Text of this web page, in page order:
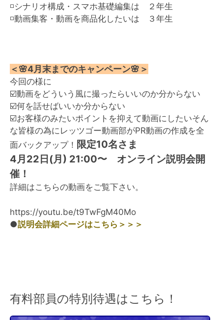
◽️シナリオ構成・スマホ基礎編集は ２年生
◽️動画集客・動画を商品化したいは ３年生
＜🌸4月末までのキャンペーン🌸＞
今回の様に
☑️動画をどういう風に撮ったらいいのか分からない
☑️何を話せばいいか分からない
☑️お客様のみたいポイントを抑えて動画にしたいそん
な皆様の為にレッツゴー動画部がPR動画の作成を全
面バックアップ！ 限定10名さま
4月22日(月) 21:00〜 オンライン説明会開
催！
詳細はこちらの動画をご覧下さい。
https://youtu.be/t9TwFgM40Mo
●説明会詳細ページはこちら＞＞＞
有料部員の特別待遇はこちら！